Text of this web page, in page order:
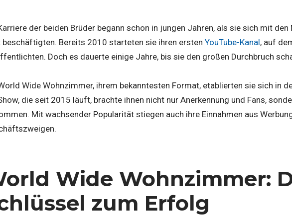
der beiden Brüder begann schon in jungen Jahren, als sie sich mit
beschäftigten. Bereits 2010 starteten sie ihren ersten YouTube-Kanal, auf
Doch es dauerte einige Jahre, bis sie den großen Durchbruch
Wide Wohnzimmer, ihrem bekanntesten Format, etablierten sie sich in
die seit 2015 läuft, brachte ihnen nicht nur Anerkennung und Fans,
Mit wachsender Popularität stiegen auch ihre Einnahmen aus
Wide Wohnzimmer:
zum Erfolg